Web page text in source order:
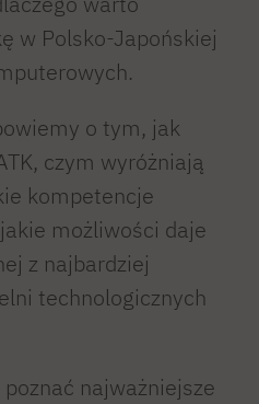
w Polsko-Japońskiej
o tym, jak
czym wyróżniają
kompetencje
możliwości daje
z najbardziej
technologicznych
najważniejsze